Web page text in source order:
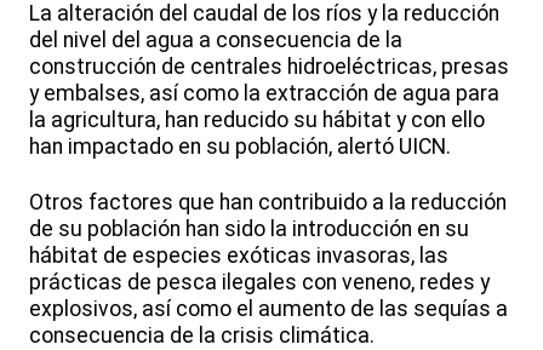
La alteración del caudal de los ríos y la reducción
del nivel del agua a consecuencia de la
construcción de centrales hidroeléctricas, presas
y embalses, así como la extracción de agua para
la agricultura, han reducido su hábitat y con ello
han impactado en su población, alertó UICN.
Otros factores que han contribuido a la reducción
de su población han sido la introducción en su
hábitat de especies exóticas invasoras, las
prácticas de pesca ilegales con veneno, redes y
explosivos, así como el aumento de las sequías a
consecuencia de la crisis climática.